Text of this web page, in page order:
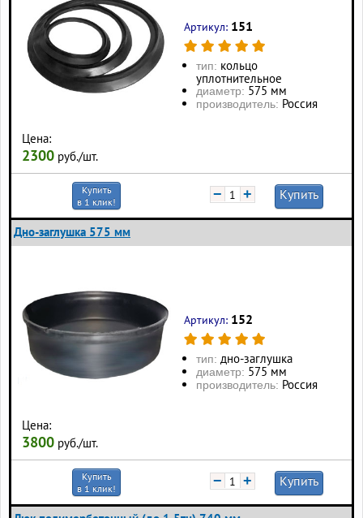
Цена:
2300 руб./шт.
Артикул: 151
тип: кольцо
уплотнительное
диаметр: 575 мм
производитель: Россия
Купить
в 1 клик!
− + Купить
Дно-заглушка 575 мм
Цена:
3800 руб./шт.
Артикул: 152
тип: дно-заглушка
диаметр: 575 мм
производитель: Россия
Купить
в 1 клик!
− + Купить